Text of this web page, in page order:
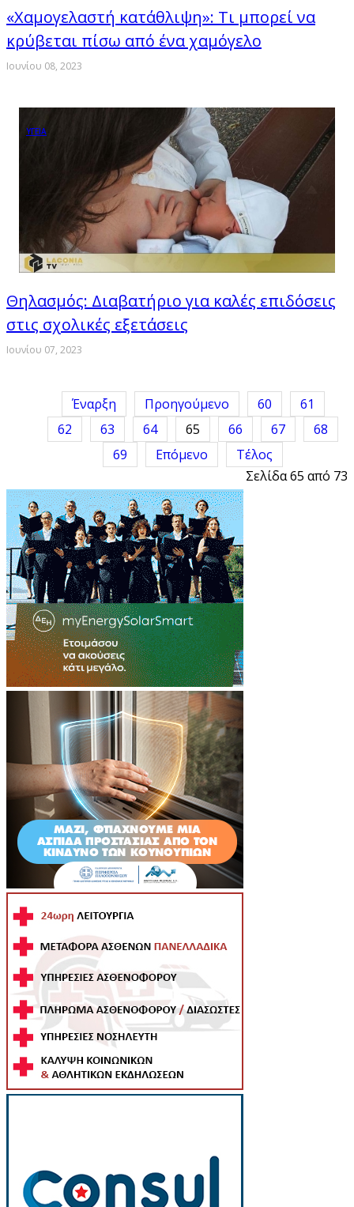
«Χαμογελαστή κατάθλιψη»: Τι μπορεί να
κρύβεται πίσω από ένα χαμόγελο
Ιουνίου 08, 2023
ΥΓΕΙΑ
Θηλασμός: Διαβατήριο για καλές επιδόσεις
στις σχολικές εξετάσεις
Ιουνίου 07, 2023
Έναρξη Προηγούμενο 60
61
62
63 64 65 66 67
68
69
Επόμενο
Τέλος
Σελίδα 65 από 73